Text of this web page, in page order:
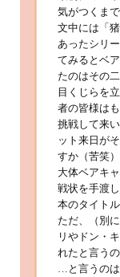
気がつくま
文中には「
あったシリ
てみるとベ
たのはその
目くじらを
者の皆様は
挑戦して来
ット来日が
すか（苦笑
大体ベアキ
戦状を手渡
本のタイト
ただ、（別
リやドン・
れたと言う
…と言うのは